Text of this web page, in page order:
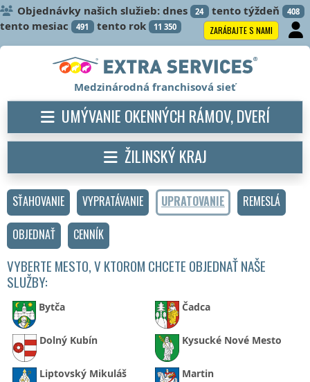
Objednávky našich služieb: dnes 24 tento týždeň 408
tento mesiac 491 tento rok 11 350 ZARÁBAJTE S NAMI
SŤAHOVANIE VYPRATÁVANIE UPRATOVANIE
REMESLÁ
OBJEDNAŤ
CENNÍK
VYBERTE MESTO, V KTOROM CHCETE OBJEDNAŤ NAŠE
SLUŽBY:
Bytča Čadca
Dolný Kubín Kysucké Nové Mesto
Liptovský Mikuláš Martin
Medzinárodná franchisová sieť
UMÝVANIE OKENNÝCH RÁMOV, DVERÍ
ŽILINSKÝ KRAJ